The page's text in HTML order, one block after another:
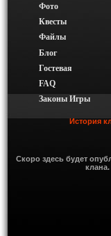
Фото
Квесты
Файлы
Блог
Гостевая
FAQ
Законы Игры
История
Скоро здесь будет
клана.